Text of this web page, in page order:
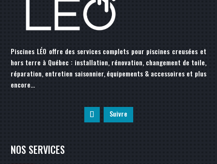
Piscines LÉO offre des services complets pour piscines creusées et
hors terre à Québec : installation, rénovation, changement de toile,
réparation, entretien saisonnier, équipements & accessoires et plus
encore…
Suivre
NOS SERVICES